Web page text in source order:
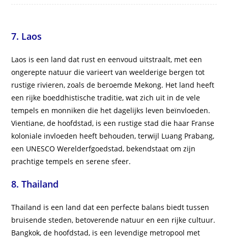
7. Laos
Laos is een land dat rust en eenvoud uitstraalt, met een
ongerepte natuur die varieert van weelderige bergen tot
rustige rivieren, zoals de beroemde Mekong. Het land heeft
een rijke boeddhistische traditie, wat zich uit in de vele
tempels en monniken die het dagelijks leven beïnvloeden.
Vientiane, de hoofdstad, is een rustige stad die haar Franse
koloniale invloeden heeft behouden, terwijl Luang Prabang,
een UNESCO Werelderfgoedstad, bekendstaat om zijn
prachtige tempels en serene sfeer.
8. Thailand
Thailand is een land dat een perfecte balans biedt tussen
bruisende steden, betoverende natuur en een rijke cultuur.
Bangkok, de hoofdstad, is een levendige metropool met